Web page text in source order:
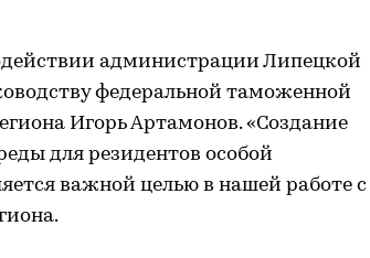
администрации Липецкой
федеральной таможенной
Игорь Артамонов. «Создание
для резидентов особой
важной целью в нашей работе с